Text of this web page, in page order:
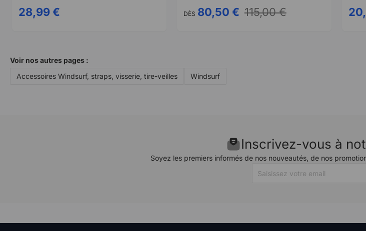
28,99 € DÈS 80,50 € 115,00 €
Voir nos autres pages :
Accessoires Windsurf, straps, visserie, tire-veilles
Windsurf
Inscrivez-vous à
Soyez les premiers informés de nos nouveautés, de nos